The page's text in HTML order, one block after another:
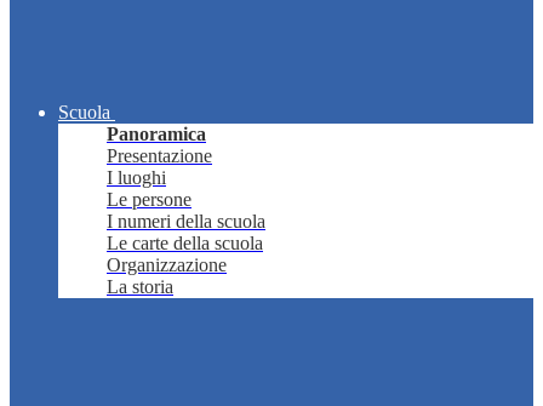
Scuola
Panoramica
Presentazione
I luoghi
Le persone
I numeri della scuola
Le carte della scuola
Organizzazione
La storia